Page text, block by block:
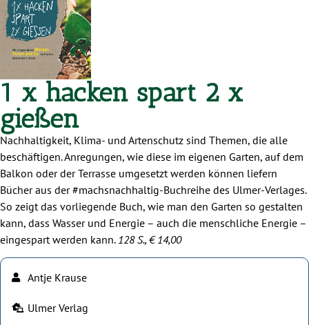
1 x hacken spart 2 x
gießen
Nachhaltigkeit, Klima- und Artenschutz sind Themen, die alle
beschäftigen. Anregungen, wie diese im eigenen Garten, auf dem
Balkon oder der Terrasse umgesetzt werden können liefern
Bücher aus der #machsnachhaltig-Buchreihe des Ulmer-Verlages.
So zeigt das vorliegende Buch, wie man den Garten so gestalten
kann, dass Wasser und Energie – auch die menschliche Energie –
eingespart werden kann. 128 S., € 14,00
Antje Krause
Ulmer Verlag